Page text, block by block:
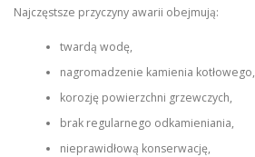
Najczęstsze przyczyny awarii obejmują:
twardą wodę,
nagromadzenie kamienia kotłowego,
korozję powierzchni grzewczych,
brak regularnego odkamieniania,
nieprawidłową konserwację,